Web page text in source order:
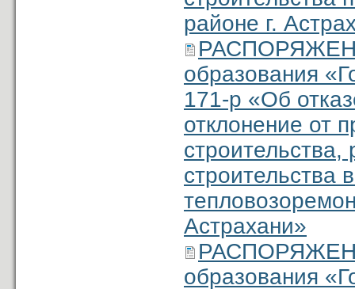
районе г.
образования
171-р «Об
отклонение от
строительства,
строительства
Астрахани»
образования